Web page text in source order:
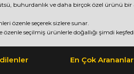
buhurdanlık ve daha birçok özel ürünü
özenle seçerek sizlere sunar.
seçilmiş ürünlerle doğallığı şimdi
En Çok Arananlar